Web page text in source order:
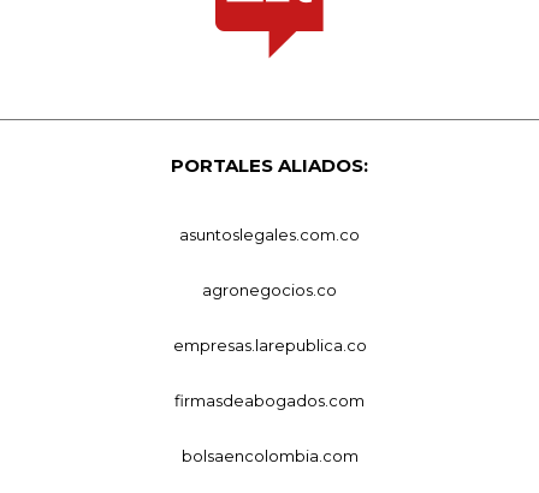
PORTALES ALIADOS:
asuntoslegales.com.co
agronegocios.co
empresas.larepublica.co
firmasdeabogados.com
bolsaencolombia.com